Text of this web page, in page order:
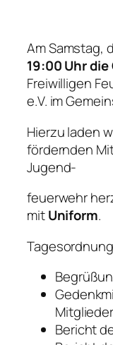
Am Samstag,
19:00 Uhr
Freiwilligen
e.V. im
Hierzu laden
fördernden
Jugend-
feuerwehr
mitUniform.
Mitglieder
Bericht